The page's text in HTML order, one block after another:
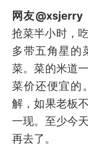
网友@xsjerry
抢菜半小时，
多带五角星的
菜。菜的米道
菜价还便宜的
解，如果老板
一现。至少今
再去了。